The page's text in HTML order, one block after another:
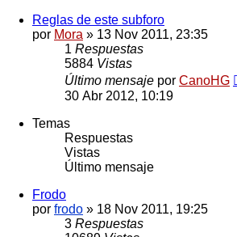
Reglas de este subforo
por Mora » 13 Nov 2011, 23:35
1 Respuestas
5884 Vistas
Último mensaje por CanoHG
30 Abr 2012, 10:19
Temas
Respuestas
Vistas
Último mensaje
Frodo
por frodo » 18 Nov 2011, 19:25
3 Respuestas